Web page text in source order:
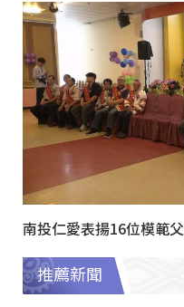
南投仁愛表揚16位模範
推薦新聞